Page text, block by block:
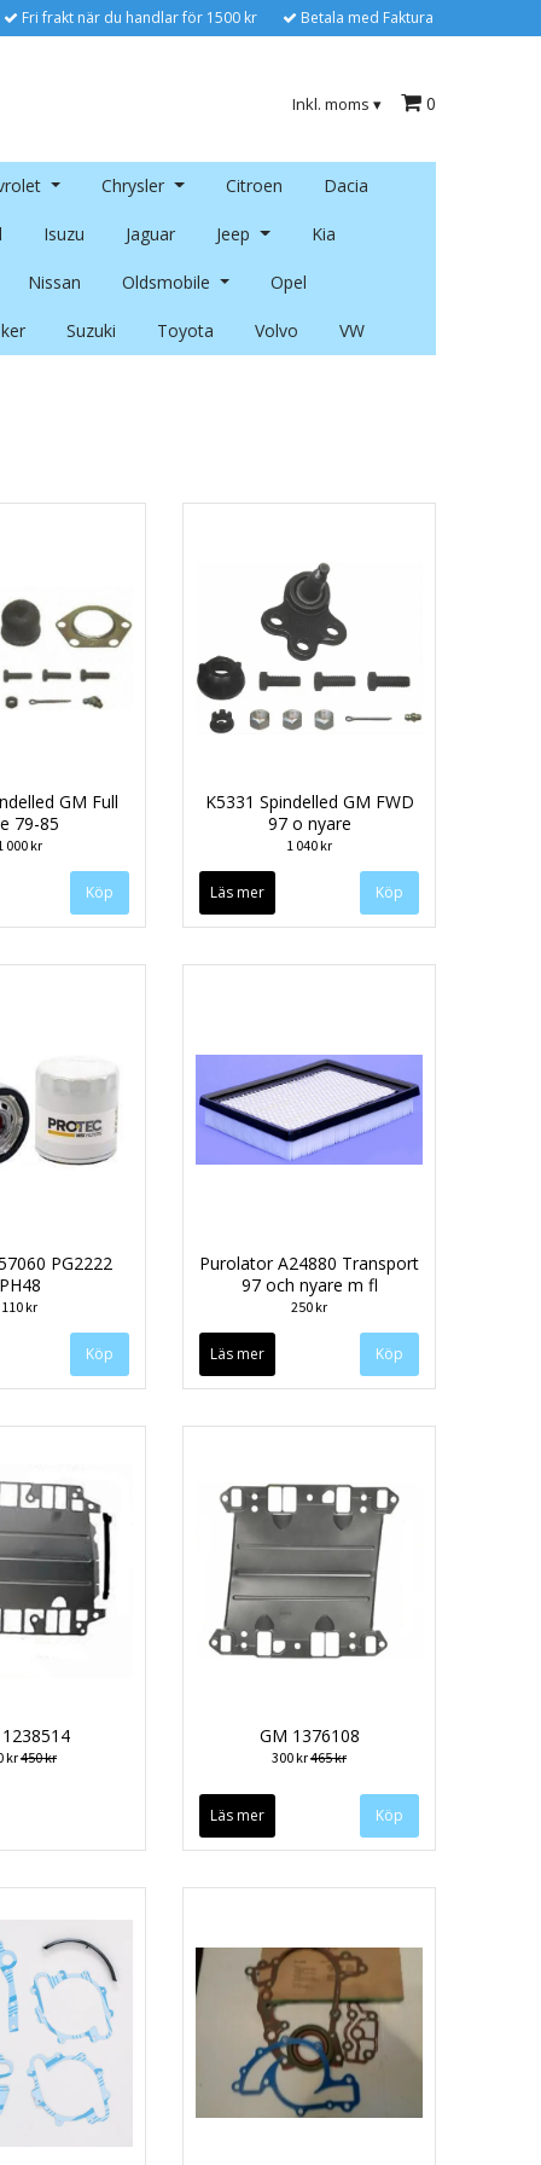
Fri frakt när du handlar för 1500 kr Betala med Faktura
Inkl. moms ▾ 0
Chrysler Citroen Dacia
Isuzu Jaguar Jeep Kia
Nissan Oldsmobile Opel
Suzuki Toyota Volvo VW
GM Full
79-85
000 kr
K5331 Spindelled GM FWD
97 o nyare
1 040 kr
Läs mer
PG2222
110 kr
Purolator A24880 Transport
97 och nyare m fl
250 kr
Läs mer
kr450 kr
GM 1376108
300 kr465 kr
Läs mer